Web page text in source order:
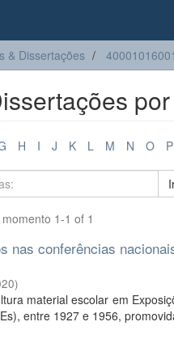
& Dissertações
H I J K L M N O P
1-1 of 1
nas conferências
)
material escolar em
entre 1927 e 1956,